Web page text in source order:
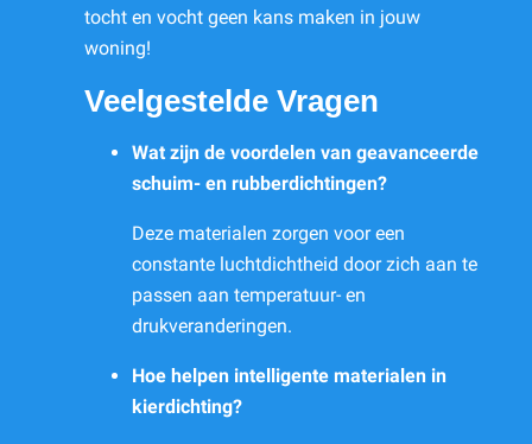
tocht en vocht geen kans maken in jouw
woning!
Veelgestelde Vragen
Wat zijn de voordelen van geavanceerde
schuim- en rubberdichtingen?
Deze materialen zorgen voor een
constante luchtdichtheid door zich aan te
passen aan temperatuur- en
drukveranderingen.
Hoe helpen intelligente materialen in
kierdichting?